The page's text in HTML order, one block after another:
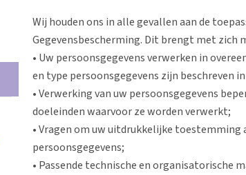
Wij houden ons in alle gevallen aan de
Gegevensbescherming. Dit brengt met zich
• Uw persoonsgegevens verwerken in
en type persoonsgegevens zijn beschreven
• Verwerking van uw persoonsgegevens
doeleinden waarvoor ze worden verwerkt;
• Vragen om uw uitdrukkelijke toestemming
persoonsgegevens;
• Passende technische en organisatorische